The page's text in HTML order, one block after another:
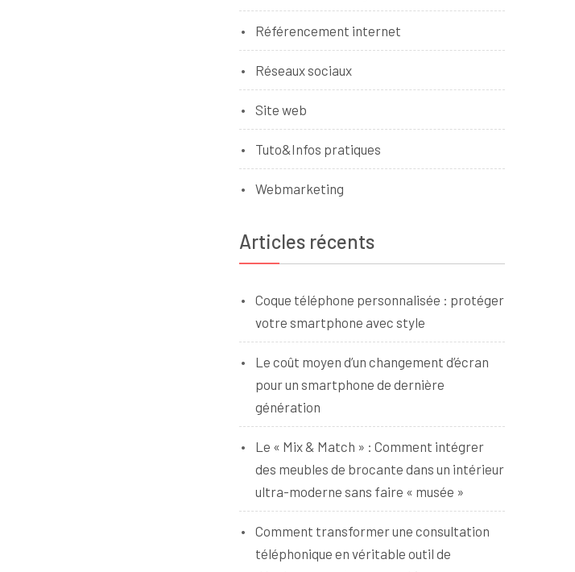
Référencement internet
Réseaux sociaux
Site web
Tuto&Infos pratiques
Webmarketing
Articles récents
Coque téléphone personnalisée : protéger
votre smartphone avec style
Le coût moyen d’un changement d’écran
pour un smartphone de dernière
génération
Le « Mix & Match » : Comment intégrer
des meubles de brocante dans un intérieur
ultra-moderne sans faire « musée »
Comment transformer une consultation
téléphonique en véritable outil de